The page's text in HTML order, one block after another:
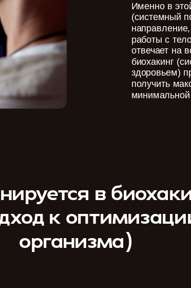
Именно в
(системный
работы с
отвечает на
биохакинг
здоровьем)
получить
в
к
организма)